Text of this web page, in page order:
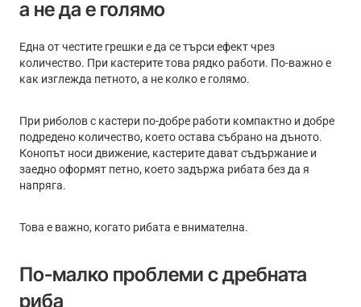
а не да е голямо
Една от честите грешки е да се търси ефект чрез
количество. При кастерите това рядко работи. По-важно е
как изглежда петното, а не колко е голямо.
При риболов с кастери по-добре работи компактно и добре
подредено количество, което остава събрано на дъното.
Конопът носи движение, кастерите дават съдържание и
заедно оформят петно, което задържа рибата без да я
напряга.
Това е важно, когато рибата е внимателна.
По-малко проблеми с дребната
риба